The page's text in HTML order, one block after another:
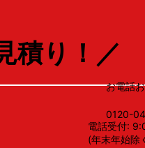
0120-
お電話
電話受付:
(年末年始除
積り！／